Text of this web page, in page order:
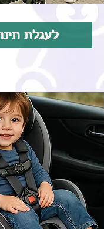
לעגלת